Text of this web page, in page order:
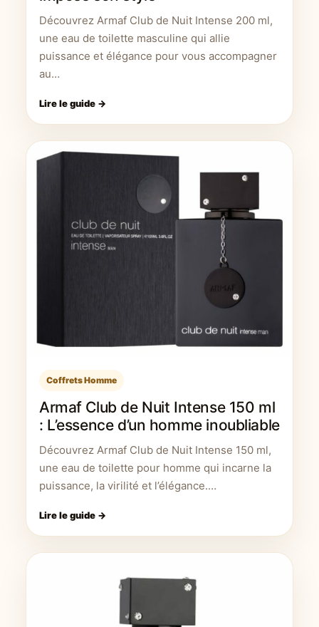
Découvrez Armaf Club de Nuit Intense 200 ml,
une eau de toilette masculine qui allie
puissance et élégance pour vous accompagner
au…
Lire le guide →
Coffrets Homme
Armaf Club de Nuit Intense 150 ml
: L’essence d’un homme inoubliable
Découvrez Armaf Club de Nuit Intense 150 ml,
une eau de toilette pour homme qui incarne la
puissance, la virilité et l’élégance.…
Lire le guide →